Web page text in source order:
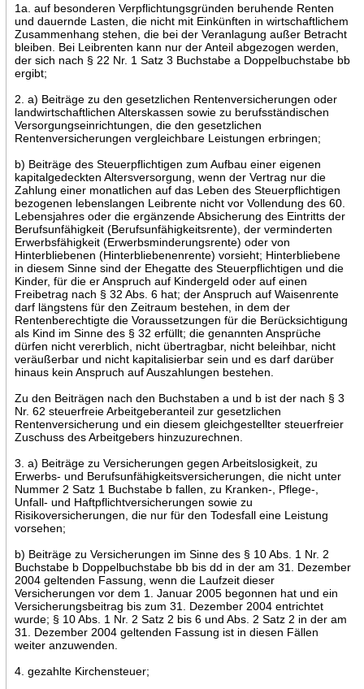
1a. auf besonderen Verpflichtungsgründen beruhende Renten
und dauernde Lasten, die nicht mit Einkünften in wirtschaftlichem
Zusammenhang stehen, die bei der Veranlagung außer Betracht
bleiben. Bei Leibrenten kann nur der Anteil abgezogen werden,
der sich nach § 22 Nr. 1 Satz 3 Buchstabe a Doppelbuchstabe bb
ergibt;
2. a) Beiträge zu den gesetzlichen Rentenversicherungen oder
landwirtschaftlichen Alterskassen sowie zu berufsständischen
Versorgungseinrichtungen, die den gesetzlichen
Rentenversicherungen vergleichbare Leistungen erbringen;
b) Beiträge des Steuerpflichtigen zum Aufbau einer eigenen
kapitalgedeckten Altersversorgung, wenn der Vertrag nur die
Zahlung einer monatlichen auf das Leben des Steuerpflichtigen
bezogenen lebenslangen Leibrente nicht vor Vollendung des 60.
Lebensjahres oder die ergänzende Absicherung des Eintritts der
Berufsunfähigkeit (Berufsunfähigkeitsrente), der verminderten
Erwerbsfähigkeit (Erwerbsminderungsrente) oder von
Hinterbliebenen (Hinterbliebenenrente) vorsieht; Hinterbliebene
in diesem Sinne sind der Ehegatte des Steuerpflichtigen und die
Kinder, für die er Anspruch auf Kindergeld oder auf einen
Freibetrag nach § 32 Abs. 6 hat; der Anspruch auf Waisenrente
darf längstens für den Zeitraum bestehen, in dem der
Rentenberechtigte die Voraussetzungen für die Berücksichtigung
als Kind im Sinne des § 32 erfüllt; die genannten Ansprüche
dürfen nicht vererblich, nicht übertragbar, nicht beleihbar, nicht
veräußerbar und nicht kapitalisierbar sein und es darf darüber
hinaus kein Anspruch auf Auszahlungen bestehen.
Zu den Beiträgen nach den Buchstaben a und b ist der nach § 3
Nr. 62 steuerfreie Arbeitgeberanteil zur gesetzlichen
Rentenversicherung und ein diesem gleichgestellter steuerfreier
Zuschuss des Arbeitgebers hinzuzurechnen.
3. a) Beiträge zu Versicherungen gegen Arbeitslosigkeit, zu
Erwerbs- und Berufsunfähigkeitsversicherungen, die nicht unter
Nummer 2 Satz 1 Buchstabe b fallen, zu Kranken-, Pflege-,
Unfall- und Haftpflichtversicherungen sowie zu
Risikoversicherungen, die nur für den Todesfall eine Leistung
vorsehen;
b) Beiträge zu Versicherungen im Sinne des § 10 Abs. 1 Nr. 2
Buchstabe b Doppelbuchstabe bb bis dd in der am 31. Dezember
2004 geltenden Fassung, wenn die Laufzeit dieser
Versicherungen vor dem 1. Januar 2005 begonnen hat und ein
Versicherungsbeitrag bis zum 31. Dezember 2004 entrichtet
wurde; § 10 Abs. 1 Nr. 2 Satz 2 bis 6 und Abs. 2 Satz 2 in der am
31. Dezember 2004 geltenden Fassung ist in diesen Fällen
weiter anzuwenden.
4. gezahlte Kirchensteuer;